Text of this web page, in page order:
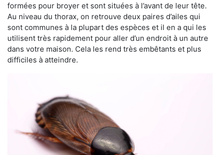
formées pour broyer et sont situées à l’avant de leur tête.
Au niveau du thorax, on retrouve deux paires d’ailes qui
sont communes à la plupart des espèces et il en a qui les
utilisent très rapidement pour aller d’un endroit à un autre
dans votre maison. Cela les rend très embêtants et plus
difficiles à atteindre.